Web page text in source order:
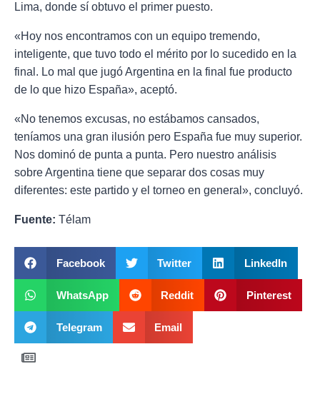
Lima, donde sí obtuvo el primer puesto.
«Hoy nos encontramos con un equipo tremendo,
inteligente, que tuvo todo el mérito por lo sucedido en la
final. Lo mal que jugó Argentina en la final fue producto
de lo que hizo España», aceptó.
«No tenemos excusas, no estábamos cansados,
teníamos una gran ilusión pero España fue muy superior.
Nos dominó de punta a punta. Pero nuestro análisis
sobre Argentina tiene que separar dos cosas muy
diferentes: este partido y el torneo en general», concluyó.
Fuente: Télam
Facebook Twitter LinkedIn
WhatsApp Reddit Pinterest
Telegram Email